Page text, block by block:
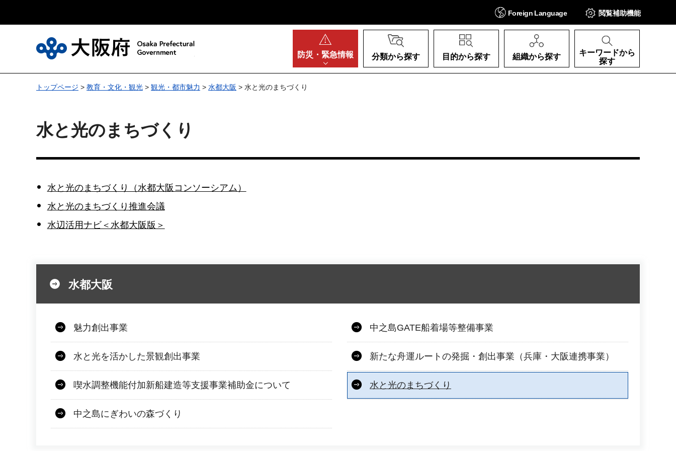
Foreign Language 閲覧補助機能
防災・ 緊急情報 分類から探す 目的から探す 組織から探す
キーワードから
探す
トップページ > 教育・文化・観光 > 観光・都市魅力 > 水都大阪 > 水と光のまちづくり
水と光のまちづくり
水と光のまちづくり（水都大阪コンソーシアム）
水と光のまちづくり推進会議
水辺活用ナビ＜水都大阪版＞
水都大阪
魅力創出事業 中之島GATE船着場等整備事業
水と光を活かした景観創出事業 新たな舟運ルートの発掘・創出事業（兵庫・大阪連携事業）
喫水調整機能付加新船建造等支援事業補助金について 水と光のまちづくり
中之島にぎわいの森づくり